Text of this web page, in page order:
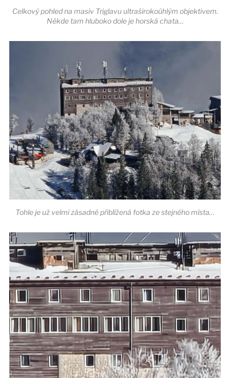
Celkový pohled na masiv Triglavu ultraširokoúhlým objektivem.
Někde tam hluboko dole je horská chata…
Tohle je už velmi zásadně přiblížená fotka ze stejného místa…